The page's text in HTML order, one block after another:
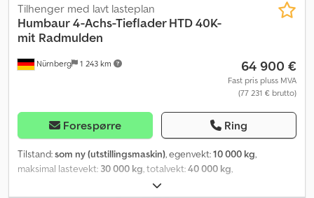
Nürnberg 1 243 km
Tilhenger med lavt lasteplan
Humbaur4-Achs-Tieflader HTD 40K-
mit Radmulden
64 900 €
Fast pris pluss MVA
(77 231 € brutto)
Forespørre Ring
Tilstand:som ny (utstillingsmaskin), egenvekt:10 000 kg,
maksimal lastevekt: 30 000 kg, totalvekt:40 000 kg,
, lasteromslengde: